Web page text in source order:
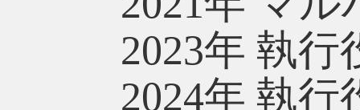
2023年 執
2024年 執